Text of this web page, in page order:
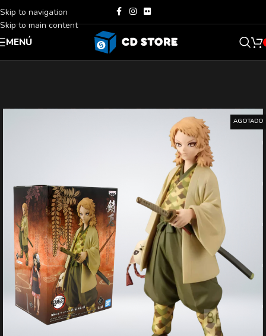
Skip to navigation
Skip to main content
MENÚ
AGOTADO